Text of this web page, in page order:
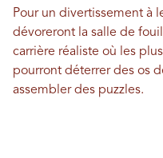
Pour un divertissement à
dévoreront la salle de
carrière réaliste où les
pourront déterrer des os
assembler des puzzles.